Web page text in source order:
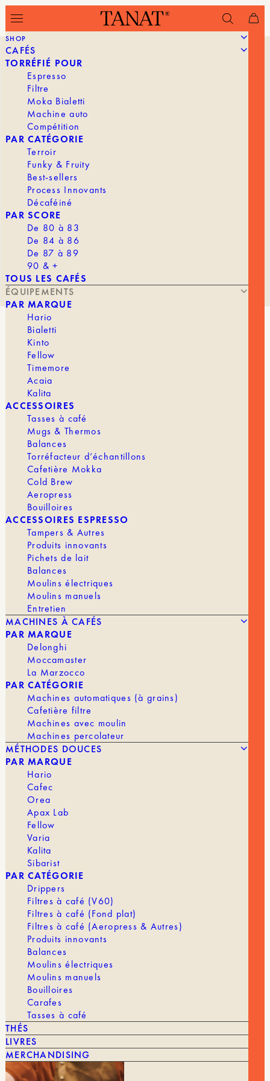
SHOP
CAFÉS
TORRÉFIÉ POUR
Espresso
Filtre
Moka Bialetti
Machine auto
Compétition
PAR CATÉGORIE
Terroir
Funky & Fruity
Best-sellers
Process Innovants
Décaféiné
PAR SCORE
De 80 à 83
De 84 à 86
De 87 à 89
90 & +
TOUS LES CAFÉS
ÉQUIPEMENTS
PAR MARQUE
Hario
Bialetti
Kinto
Fellow
Timemore
Acaia
Kalita
ACCESSOIRES
Tasses à café
Mugs & Thermos
Balances
Torréfacteur d’échantillons
Cafetière Mokka
Cold Brew
Aeropress
Bouilloires
ACCESSOIRES ESPRESSO
Tampers & Autres
Produits innovants
Pichets de lait
Balances
Moulins électriques
Moulins manuels
Entretien
MACHINES À CAFÉS
PAR MARQUE
Delonghi
Moccamaster
La Marzocco
PAR CATÉGORIE
Machines automatiques (à grains)
Cafetière filtre
Machines avec moulin
Machines percolateur
MÉTHODES DOUCES
PAR MARQUE
Hario
Cafec
Orea
Apax Lab
Fellow
Varia
Kalita
Sibarist
PAR CATÉGORIE
Drippers
Filtres à café (V60)
Filtres à café (Fond plat)
Filtres à café (Aeropress & Autres)
Produits innovants
Balances
Moulins électriques
Moulins manuels
Bouilloires
Carafes
Tasses à café
THÉS
LIVRES
MERCHANDISING
FLOW TRITAN DRIPPER
62,90€
Le Hario Flow Tritan est un dripper à fond plat. Sa
colonne centrale aimantée maintient le filtre sans
colle et garantit une vraie stabilité.
Son système ouvert sépare la colonne, le corps et
la base. Le débit reste rapide et régulier, pour une
tasse propre et équilibrée. Le corps nervuré limite
le bypass et rend l’extraction plus constante.
Le Tritan conduit peu la chaleur. Il stabilise donc la
température et réagit vite à vos ajustements.
Trois composants pensés séparément :
Colonne centrale: aimants intégrés, sans colle,
structure renforcée.
Corps: nervures qui réduisent le bypass et
fiabilisent l’extraction.
Base: nervures affinées qui stabilisent le débit et
solidifient l’ensemble.
En stock
quantité
Flow
Tritan
Dripper
AJOUTER AU PANIER | 62,90 €
MARQUE
DRIPPER
VOUS POURRIEZ AIMER AUSSI
TOUT VOIR